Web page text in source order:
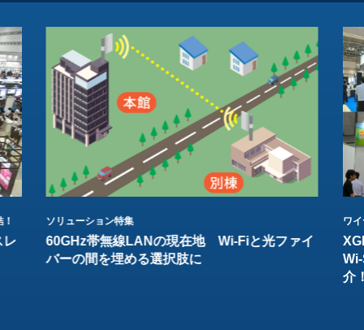
レ
ソリューション特集
60GHz帯無線LANの現在地 Wi-Fiと光ファイ
バーの間を埋める選択肢に
ワ
介